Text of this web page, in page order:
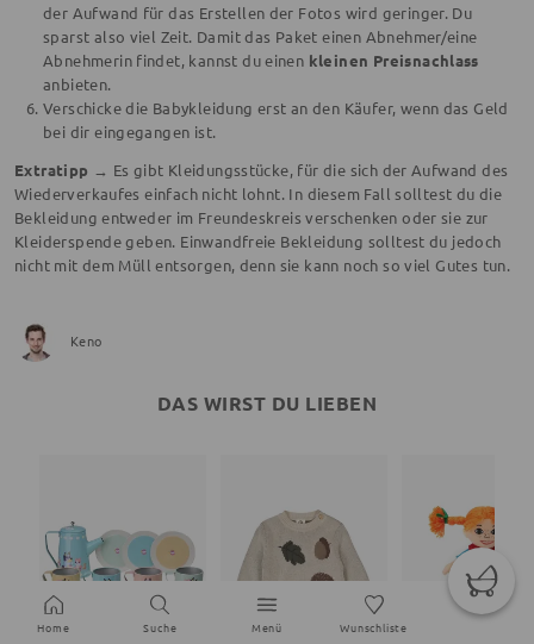
der Aufwand für das Erstellen der Fotos wird geringer. Du
sparst also viel Zeit. Damit das Paket einen Abnehmer/eine
Abnehmerin findet, kannst du einen kleinen Preisnachlass
anbieten.
Verschicke die Babykleidung erst an den Käufer, wenn das Geld
bei dir eingegangen ist.
Extratipp → Es gibt Kleidungsstücke, für die sich der Aufwand des
Wiederverkaufes einfach nicht lohnt. In diesem Fall solltest du die
Bekleidung entweder im Freundeskreis verschenken oder sie zur
Kleiderspende geben. Einwandfreie Bekleidung solltest du jedoch
nicht mit dem Müll entsorgen, denn sie kann noch so viel Gutes tun.
Keno
DAS WIRST DU LIEBEN
Home Suche Menü Wunschliste